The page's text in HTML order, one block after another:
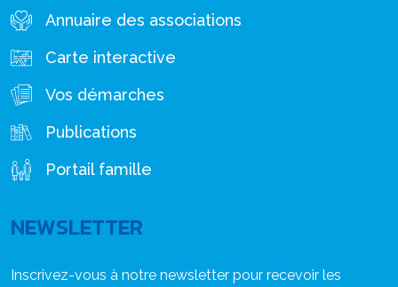
Annuaire des associations
Carte interactive
Vos démarches
Publications
Portail famille
NEWSLETTER
Inscrivez-vous à notre newsletter pour recevoir les